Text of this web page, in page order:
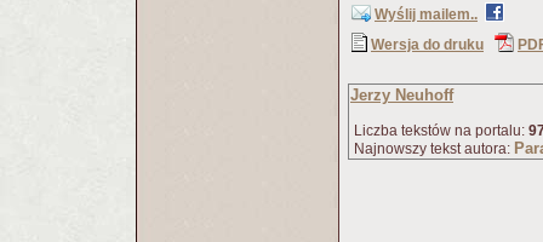
Wyślij mailem..
Wersja do druku
Jerzy Neuhoff
Liczba tekstów na portalu:
Najnowszy tekst autora: